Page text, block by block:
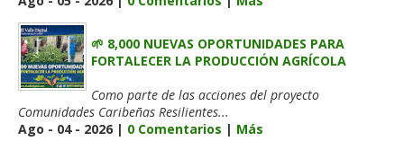
🌱 8,000 NUEVAS OPORTUNIDADES PARA
FORTALECER LA PRODUCCIÓN AGRÍCOLA
Como parte de las acciones del proyecto
Comunidades Caribeñas Resilientes...
Ago - 04 - 2026 | 0 Comentarios | Más